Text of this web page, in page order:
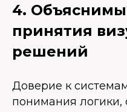
4.
принятия
решений
Доверие к
понимания логики,